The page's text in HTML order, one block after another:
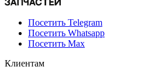
Посетить Telegram
Посетить Whatsapp
Посетить Max
Клиентам